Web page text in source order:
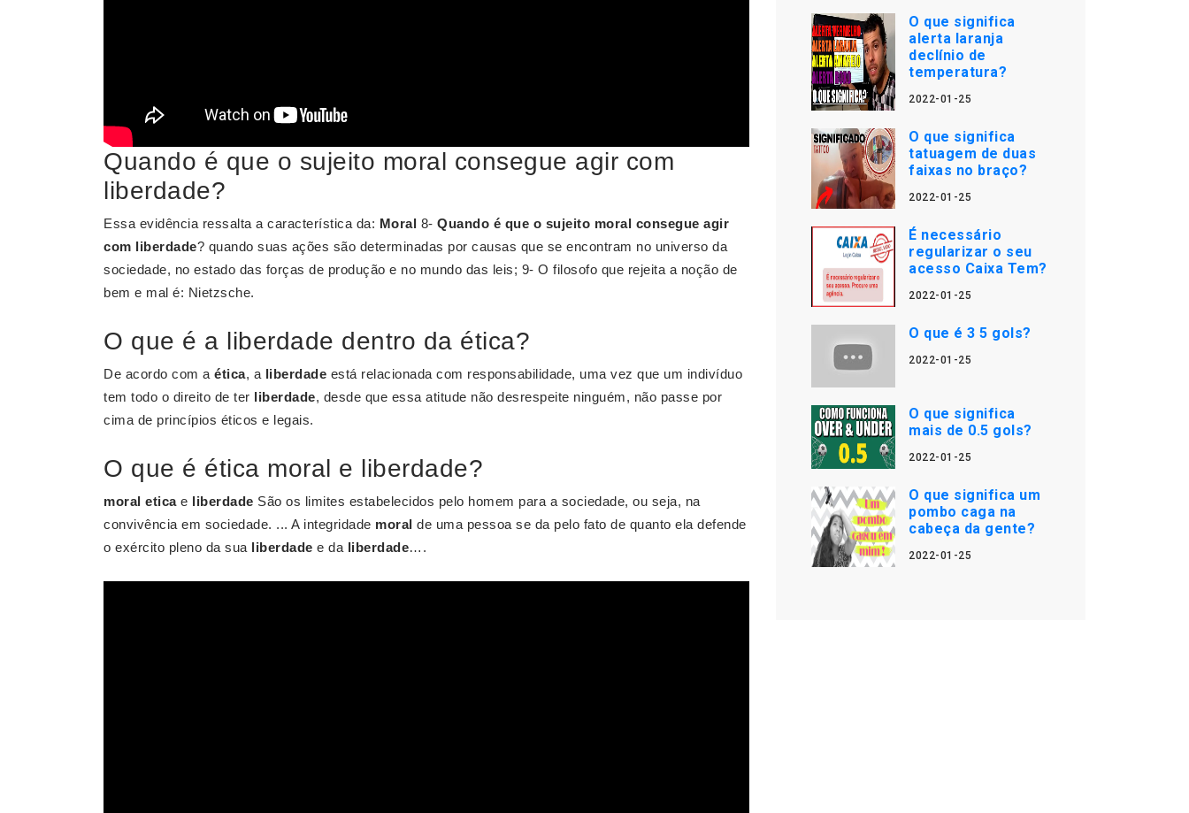
Quando é que o sujeito moral consegue agir com
liberdade?
Essa evidência ressalta a característica da: Moral 8- Quando é que o sujeito moral consegue agir
com liberdade? quando suas ações são determinadas por causas que se encontram no universo da
sociedade, no estado das forças de produção e no mundo das leis; 9- O filosofo que rejeita a noção de
bem e mal é: Nietzsche.
O que é a liberdade dentro da ética?
De acordo com a ética, a liberdade está relacionada com responsabilidade, uma vez que um indivíduo
tem todo o direito de ter liberdade, desde que essa atitude não desrespeite ninguém, não passe por
cima de princípios éticos e legais.
O que é ética moral e liberdade?
moral eticae liberdade São os limites estabelecidos pelo homem para a sociedade, ou seja, na
convivência em sociedade. ... A integridade moral de uma pessoa se da pelo fato de quanto ela defende
o exército pleno da sua liberdade e da liberdade….
O que significa
alerta laranja
declínio de
temperatura?
2022-01-25
O que significa
tatuagem de duas
faixas no braço?
2022-01-25
É necessário
regularizar o seu
acesso Caixa Tem?
2022-01-25
O que é 3 5 gols?
2022-01-25
O que significa
mais de 0.5 gols?
2022-01-25
O que significa um
pombo caga na
cabeça da gente?
2022-01-25